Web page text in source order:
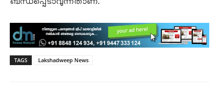
ബന്ധപ്പെടാവുന്നതാണ്.
TAGS Lakshadweep News